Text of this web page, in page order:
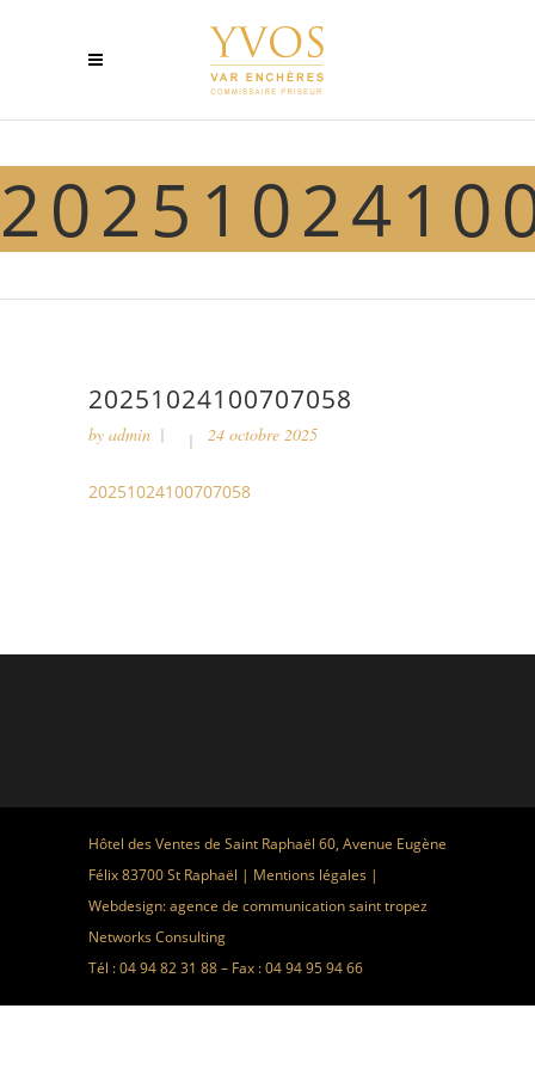
20251024100707058
by admin 24 octobre 2025
20251024100707058
Hôtel des Ventes de Saint Raphaël 60, Avenue Eugène
Félix 83700 St Raphaël | Mentions légales |
Webdesign:agence de communication saint tropez
Networks Consulting
Tél : 04 94 82 31 88 – Fax : 04 94 95 94 66